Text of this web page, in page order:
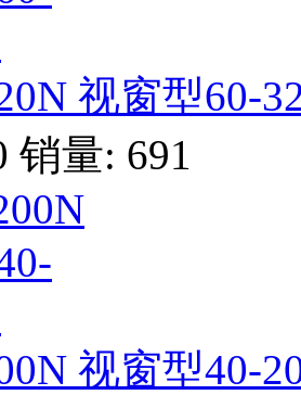
视窗型60-
销量: 691
视窗型40-